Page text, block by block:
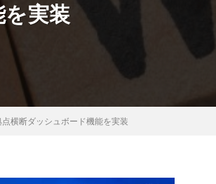
実装
横断ダッシュボード機能を実装